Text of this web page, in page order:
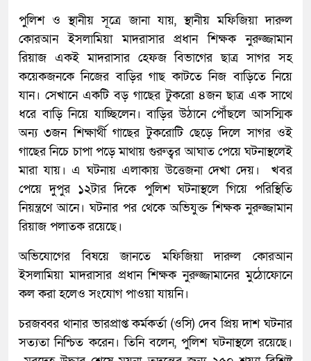
পুলিশ ও স্থানীয় সূত্রে জানা যায়, স্থানীয় মফিজিয়া দারুল
কোরআন ইসলামিয়া মাদরাসার প্রধান শিক্ষক নুরুজ্জামান
রিয়াজ একই মাদরাসার হেফজ বিভাগের ছাত্র সাগর সহ
কয়েকজনকে নিজের বাড়ির গাছ কাটতে নিজ বাড়িতে নিয়ে
যান। সেখানে একটি বড় গাছের টুকরো ৪জন ছাত্র এক সাথে
ধরে বাড়ি নিয়ে যাচ্ছিলেন। বাড়ির উঠানে পৌঁছলে আসস্মিক
অন্য ৩জন শিক্ষার্থী গাছের টুকরোটি ছেড়ে দিলে সাগর ওই
গাছের নিচে চাপা পড়ে মাথায় গুরুত্বর আঘাত পেয়ে ঘটনাস্থলেই
মারা যায়। এ ঘটনায় এলাকায় উত্তেজনা দেখা দেয়। খবর
পেয়ে দুপুর ১২টার দিকে পুলিশ ঘটনাস্থলে গিয়ে পরিস্থিতি
নিয়ন্ত্রণে আনে। ঘটনার পর থেকে অভিযুক্ত শিক্ষক নুরুজ্জামান
রিয়াজ পলাতক রয়েছে।
অভিযোগের বিষয়ে জানতে মফিজিয়া দারুল কোরআন
ইসলামিয়া মাদরাসার প্রধান শিক্ষক নুরুজ্জামানের মুঠোফোনে
কল করা হলেও সংযোগ পাওয়া যায়নি।
চরজব্বর থানার ভারপ্রাপ্ত কর্মকর্তা (ওসি) দেব প্রিয় দাশ ঘটনার
সত্যতা নিশ্চিত করেন। তিনি বলেন, পুলিশ ঘটনাস্থলে রয়েছে।